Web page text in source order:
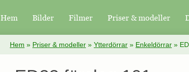
Hem Bilder Filmer Priser & modeller
Hem » Priser & modeller » Ytterdörrar » Enkeldörrar »